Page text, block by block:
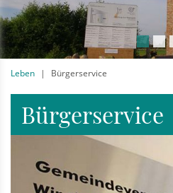
Leben Bürgerservice
Bürgerservice